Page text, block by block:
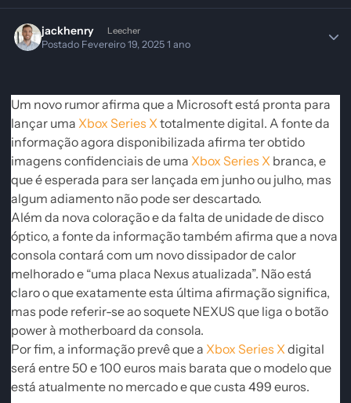
jackhenry Leecher
Postado Fevereiro 19, 20251 ano
Um novo rumor afirma que a Microsoft está pronta para
lançar uma Xbox Series X totalmente digital. A fonte da
informação agora disponibilizada afirma ter obtido
imagens confidenciais de uma Xbox Series X branca, e
que é esperada para ser lançada em junho ou julho, mas
algum adiamento não pode ser descartado.
Além da nova coloração e da falta de unidade de disco
óptico, a fonte da informação também afirma que a nova
consola contará com um novo dissipador de calor
melhorado e “uma placa Nexus atualizada”. Não está
claro o que exatamente esta última afirmação significa,
mas pode referir-se ao soquete NEXUS que liga o botão
power à motherboard da consola.
Por fim, a informação prevê que a Xbox Series X digital
será entre 50 e 100 euros mais barata que o modelo que
está atualmente no mercado e que custa 499 euros.